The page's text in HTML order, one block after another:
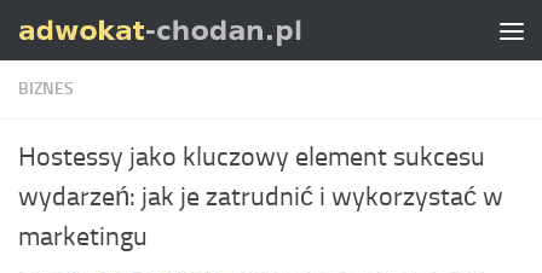
Skip to content
BIZNES
Hostessy jako kluczowy element sukcesu
wydarzeń: jak je zatrudnić i wykorzystać w
marketingu